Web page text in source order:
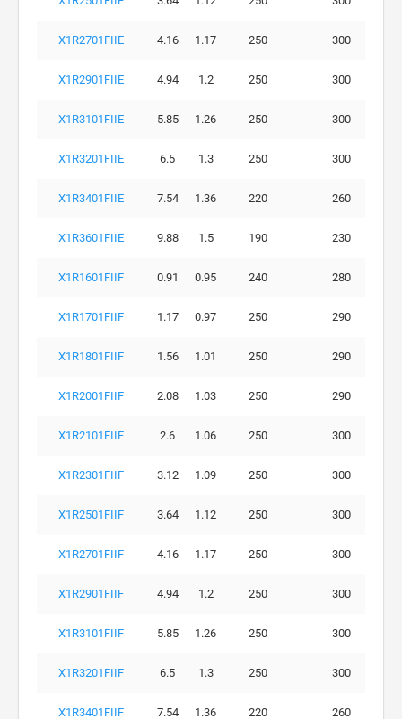
X1R2701FIIE 4.16 1.17 250 300
X1R2901FIIE 4.94 1.2 250 300
X1R3101FIIE 5.85 1.26 250 300
X1R3201FIIE 6.5 1.3 250 300
X1R3401FIIE 7.54 1.36 220 260
X1R3601FIIE 9.88 1.5 190 230
X1R1601FIIF 0.91 0.95 240 280
X1R1701FIIF 1.17 0.97 250 290
X1R1801FIIF 1.56 1.01 250 290
X1R2001FIIF 2.08 1.03 250 290
X1R2101FIIF 2.6 1.06 250 300
X1R2301FIIF 3.12 1.09 250 300
X1R2501FIIF 3.64 1.12 250 300
X1R2701FIIF 4.16 1.17 250 300
X1R2901FIIF 4.94 1.2 250 300
X1R3101FIIF 5.85 1.26 250 300
X1R3201FIIF 6.5 1.3 250 300
X1R3401FIIF 7.54 1.36 220 260